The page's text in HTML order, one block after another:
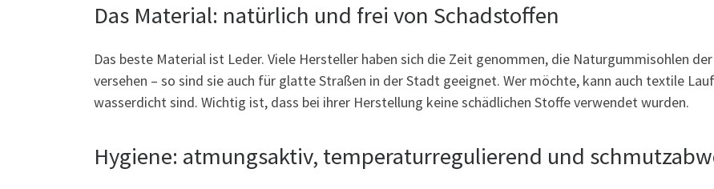
Das Material: natürlich und frei von Schadstoffen
Das beste Material ist Leder. Viele Hersteller haben sich die Zeit genommen, die Naturgummisohlen
versehen – so sind sie auch für glatte Straßen in der Stadt geeignet. Wer möchte, kann auch textile
wasserdicht sind. Wichtig ist, dass bei ihrer Herstellung keine schädlichen Stoffe verwendet wurden.
Hygiene: atmungsaktiv, temperaturregulierend und